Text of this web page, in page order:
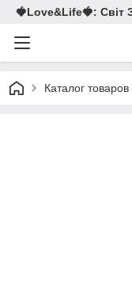
🍓Love&Life🍓: Світ
Каталог товаров